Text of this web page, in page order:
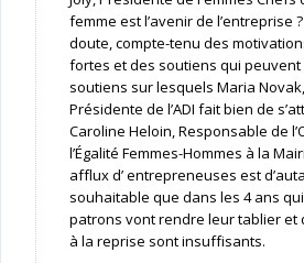
femme est l’avenir de l’entreprise
doute, compte-tenu des
fortes et des soutiens qui
soutiens sur lesquels Maria
Présidente de l’ADI fait bien de
Caroline Heloin, Responsable de
l’Égalité Femmes-Hommes à la
afflux d’ entrepreneuses est
souhaitable que dans les 4 ans
patrons vont rendre leur tablier et
à la reprise sont insuffisants.